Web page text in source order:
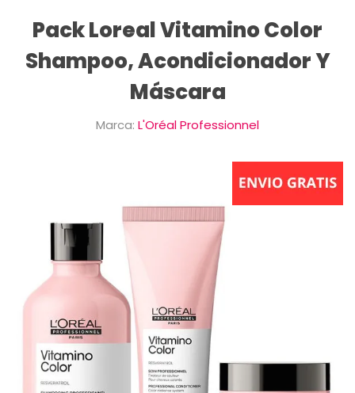
Pack Loreal Vitamino Color
Shampoo, Acondicionador Y
Máscara
Marca: L'Oréal Professionnel